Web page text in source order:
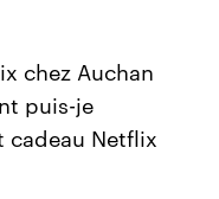
chez Auchan
puis-je
cadeau Netflix